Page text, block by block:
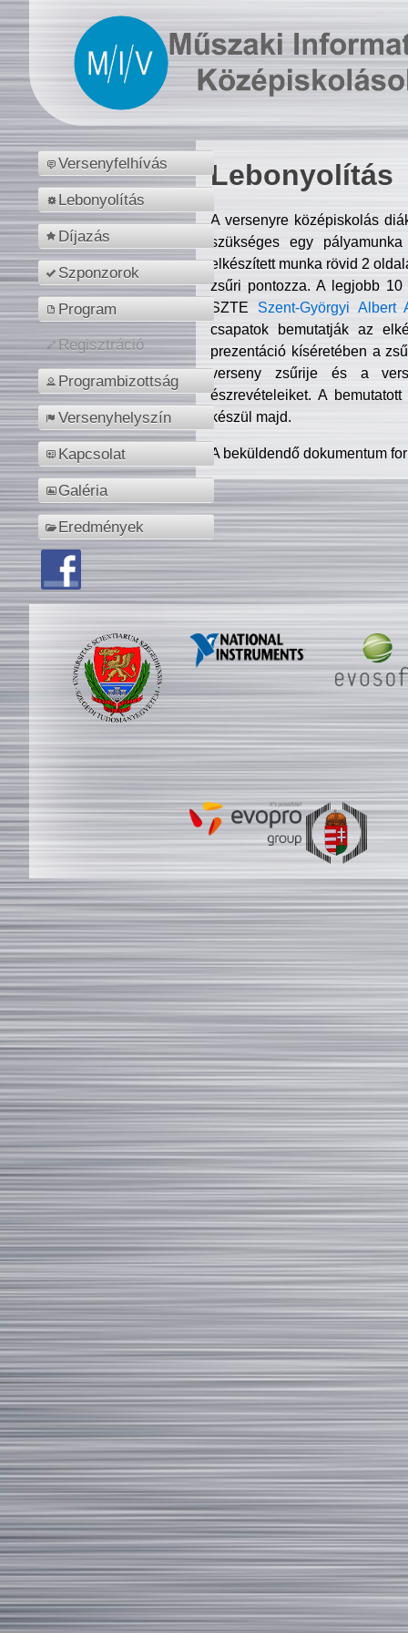
Versenyfelhívás
Lebonyolítás
Díjazás
Szponzorok
Program
Regisztráció
Programbizottság
Versenyhelyszín
Kapcsolat
Galéria
Eredmények
Lebonyolítás
A versenyre középiskolás
szükséges egy
elkészített munka rövid 2
zsűri pontozza. A legjobb
SZTE Szent-Györgyi Albert
csapatok bemutatják az
prezentáció kíséretében a
verseny zsűrije és a
észrevételeiket. A
készül majd.
A beküldendő dokumentum